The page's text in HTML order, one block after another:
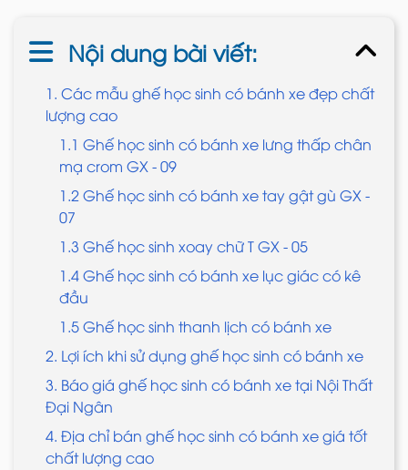
Nội dung bài viết:
1. Các mẫu ghế học sinh có bánh xe đẹp chất
lượng cao
1.1 Ghế học sinh có bánh xe lưng thấp chân
mạ crom GX - 09
1.2 Ghế học sinh có bánh xe tay gật gù GX -
07
1.3 Ghế học sinh xoay chữ T GX - 05
1.4 Ghế học sinh có bánh xe lục giác có kê
đầu
1.5 Ghế học sinh thanh lịch có bánh xe
2. Lợi ích khi sử dụng ghế học sinh có bánh xe
3. Báo giá ghế học sinh có bánh xe tại Nội Thất
Đại Ngân
4. Địa chỉ bán ghế học sinh có bánh xe giá tốt
chất lượng cao